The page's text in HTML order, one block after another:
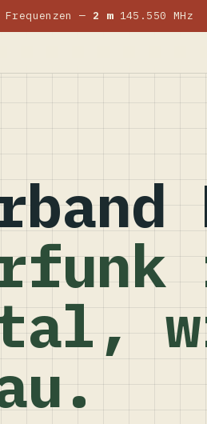
Frequenzen — 2 m145.550 MHz